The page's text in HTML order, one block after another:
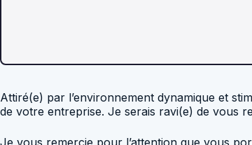
Attiré(e) par l’environnement dynamique et
de votre entreprise. Je serais ravi(e) de vous
Je vous remercie pour l’attention que vous